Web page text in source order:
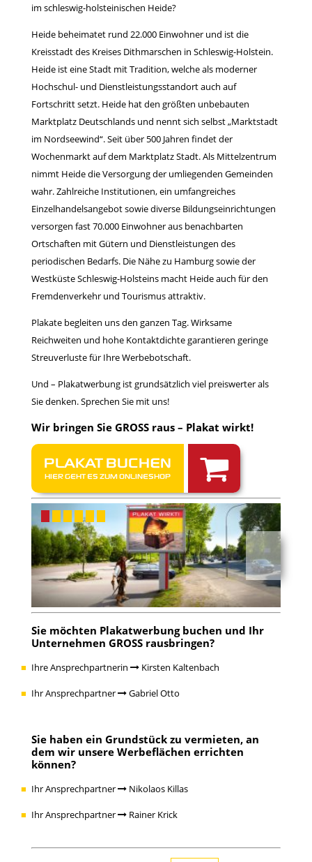
im schleswig-holsteinischen Heide?
Heide beheimatet rund 22.000 Einwohner und ist die
Kreisstadt des Kreises Dithmarschen in Schleswig-Holstein.
Heide ist eine Stadt mit Tradition, welche als moderner
Hochschul- und Dienstleistungsstandort auch auf
Fortschritt setzt. Heide hat den größten unbebauten
Marktplatz Deutschlands und nennt sich selbst „Marktstadt
im Nordseewind“. Seit über 500 Jahren findet der
Wochenmarkt auf dem Marktplatz Stadt. Als Mittelzentrum
nimmt Heide die Versorgung der umliegenden Gemeinden
wahr. Zahlreiche Institutionen, ein umfangreiches
Einzelhandelsangebot sowie diverse Bildungseinrichtungen
versorgen fast 70.000 Einwohner aus benachbarten
Ortschaften mit Gütern und Dienstleistungen des
periodischen Bedarfs. Die Nähe zu Hamburg sowie der
Westküste Schleswig-Holsteins macht Heide auch für den
Fremdenverkehr und Tourismus attraktiv.
Plakate begleiten uns den ganzen Tag. Wirksame
Reichweiten und hohe Kontaktdichte garantieren geringe
Streuverluste für Ihre Werbebotschaft.
Und – Plakatwerbung ist grundsätzlich viel preiswerter als
Sie denken. Sprechen Sie mit uns!
Wir bringen Sie GROSS raus – Plakat wirkt!
PLAKAT BUCHEN
HIER GEHT ES ZUM ONLINESHOP
Sie möchten Plakatwerbung buchen und Ihr
Unternehmen GROSS rausbringen?
Ihre Ansprechpartnerin Kirsten Kaltenbach
Ihr Ansprechpartner Gabriel Otto
Sie haben ein Grundstück zu vermieten, an
dem wir unsere Werbeflächen errichten
können?
Ihr Ansprechpartner Nikolaos Killas
Ihr Ansprechpartner Rainer Krick